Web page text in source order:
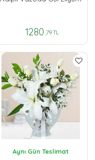
1280 ,79 TL
Aynı Gün Teslimat